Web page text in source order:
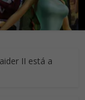
II está a